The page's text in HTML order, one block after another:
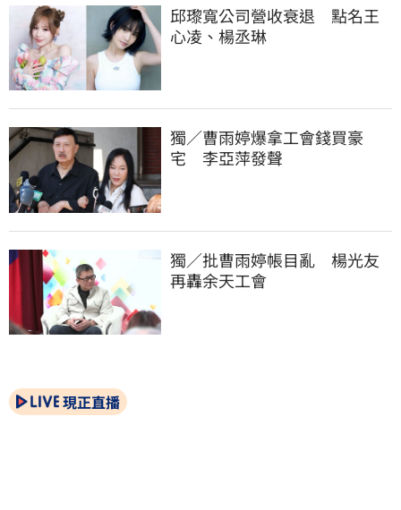
邱瓈寬公司營收衰退　點名王
心凌、楊丞琳
獨／曹雨婷爆拿工會錢買豪
宅　李亞萍發聲
獨／批曹雨婷帳目亂　楊光友
再轟余天工會
現正直播